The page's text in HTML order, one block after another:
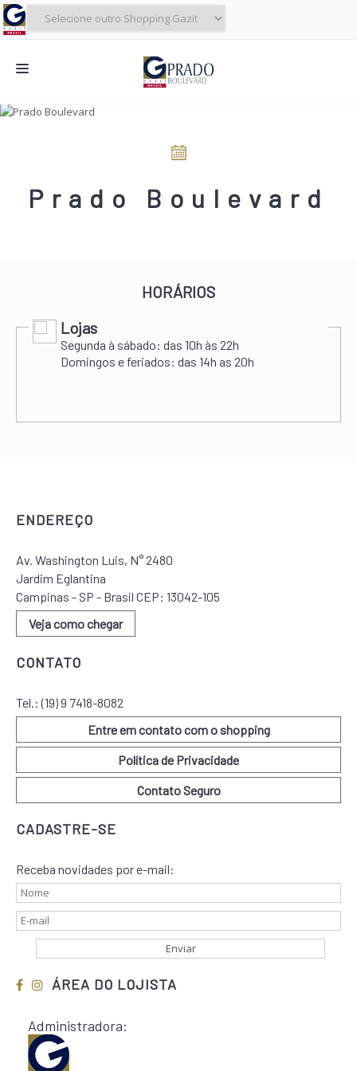
NOVIDADES
SHOPPINGS DA GAZIT
Prado Boulevard
HORÁRIOS
Lojas
Segunda à sábado: das 10h às 22h
Domingos e feriados: das 14h as 20h
ENDEREÇO
Av. Washington Luis, N° 2480
Jardim Eglantina
Campinas - SP - Brasil CEP: 13042-105
Veja como chegar
CONTATO
Tel.:(19) 9 7418-8082
Entre em contato com o shopping
Política de Privacidade
Contato Seguro
CADASTRE-SE
Receba novidades por e-mail:
ÁREA DO LOJISTA
Administradora: